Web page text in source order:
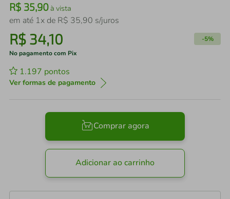
R$ 35,90à vista
em até 1x de R$ 35,90 s/juros
R$ 34,10 -5%
No pagamento com Pix
1.197 pontos
Ver formas de pagamento
Comprar agora
Adicionar ao carrinho